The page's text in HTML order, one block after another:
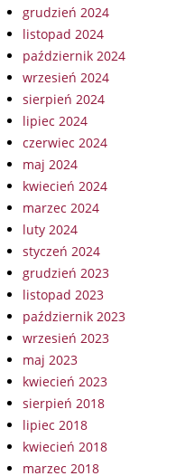
grudzień 2024
listopad 2024
październik 2024
wrzesień 2024
sierpień 2024
lipiec 2024
czerwiec 2024
maj 2024
kwiecień 2024
marzec 2024
luty 2024
styczeń 2024
grudzień 2023
listopad 2023
październik 2023
wrzesień 2023
maj 2023
kwiecień 2023
sierpień 2018
lipiec 2018
kwiecień 2018
marzec 2018